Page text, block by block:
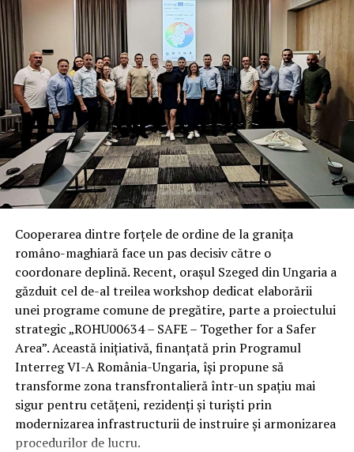
Consecințe legale imediate: Dosar
penal și interdicție de intrare în
spațiul Schengen pentru cinci ani
Ca urmare a celor constatate, polițiștii de frontieră au
acționat conform procedurilor legale, întocmind pe
numele celor trei cetățeni un dosar penal. Infracțiunile
vizate sunt tentativă de trecere frauduloasă a frontierei
de stat, fals material în înscrisuri oficiale și uz de fals,
fapte care vor fi analizate de organele de cercetare
penală competente.
Pe lângă măsurile penale, autoritățile române au luat
decizii administrative ferme pentru a proteja securitatea
frontierelor europene. Astfel, a fost solicitată instituirea
unei interdicții de intrare pe teritoriul statelor membre
Schengen pentru o perioadă de cinci ani. Imediat după
finalizarea procedurilor, cetățenii chinezi au fost
returnați autorităților din Republica Serbia, în baza
acordurilor de readmisie existente. (Sava N.).
Cooperarea dintre forțele de ordine de la granița
româno-maghiară face un pas decisiv către o
coordonare deplină. Recent, orașul Szeged din Ungaria a
găzduit cel de-al treilea workshop dedicat elaborării
unei programe comune de pregătire, parte a proiectului
strategic „ROHU00634 – SAFE – Together for a Safer
Area”. Această inițiativă, finanțată prin Programul
Interreg VI-A România-Ungaria, își propune să
transforme zona transfrontalieră într-un spațiu mai
sigur pentru cetățeni, rezidenți și turiști prin
modernizarea infrastructurii de instruire și armonizarea
procedurilor de lucru.